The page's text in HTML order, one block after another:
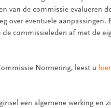
van de commissie evalueren
over eventuele aanpassingen.
commissieleden af met de
Normering, leest u hier
een algemene werking en